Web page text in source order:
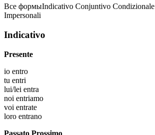
Все формыIndicativo Conjuntivo Condizionale
Impersonali
Indicativo
Presente
io entro
tu entri
lui/lei entra
noi entriamo
voi entrate
loro entrano
Passato Prossimo